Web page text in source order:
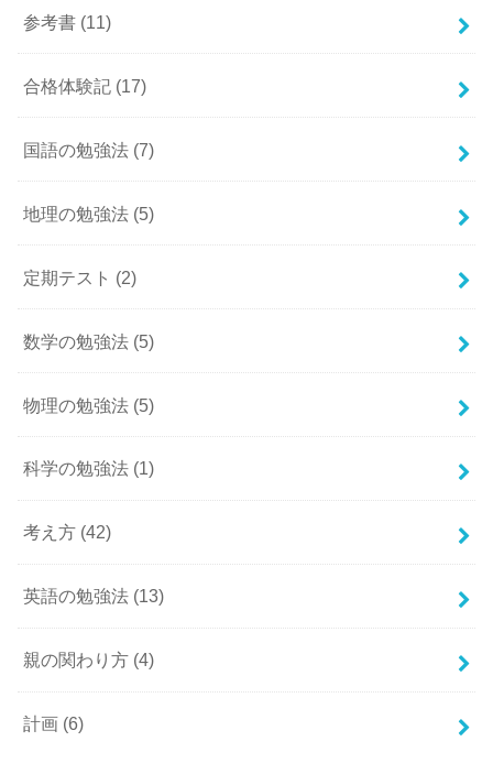
参考書 (11)
合格体験記 (17)
国語の勉強法 (7)
地理の勉強法 (5)
定期テスト (2)
数学の勉強法 (5)
物理の勉強法 (5)
科学の勉強法 (1)
考え方 (42)
英語の勉強法 (13)
親の関わり方 (4)
計画 (6)